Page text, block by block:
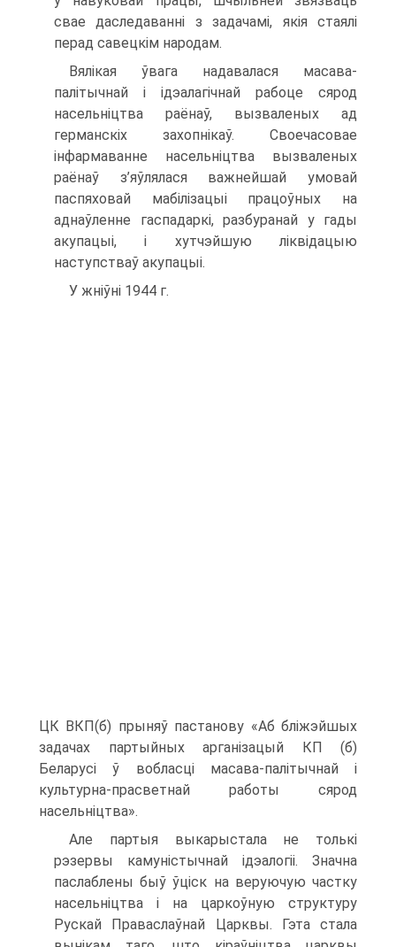
свае даследаванні з задачамі, якія стаялі
перад савецкім народам.
Вялікая ўвага надавалася масава-
палітычнай і ідэалагічнай рабоце сярод
насельніцтва раёнаў, вызваленых ад
германскіх захопнікаў. Своечасовае
інфармаванне насельніцтва вызваленых
раёнаў з’яўлялася важнейшай умовай
паспяховай мабілізацыі працоўных на
аднаўленне гаспадаркі, разбуранай у гады
акупацыі, і хутчэйшую ліквідацыю
наступстваў акупацыі.
У жніўні 1944 г.
ЦК ВКП(б) прыняў пастанову «Аб бліжэйшых
задачах партыйных арганізацый КП (б)
Беларусі ў вобласці масава-палітычнай і
культурна-прасветнай работы сярод
насельніцтва».
Але партыя выкарыстала не толькі
рэзервы камуністычнай ідэалогіі. Значна
паслаблены быў ўціск на веруючую частку
насельніцтва і на царкоўную структуру
Рускай Праваслаўнай Царквы. Гэта стала